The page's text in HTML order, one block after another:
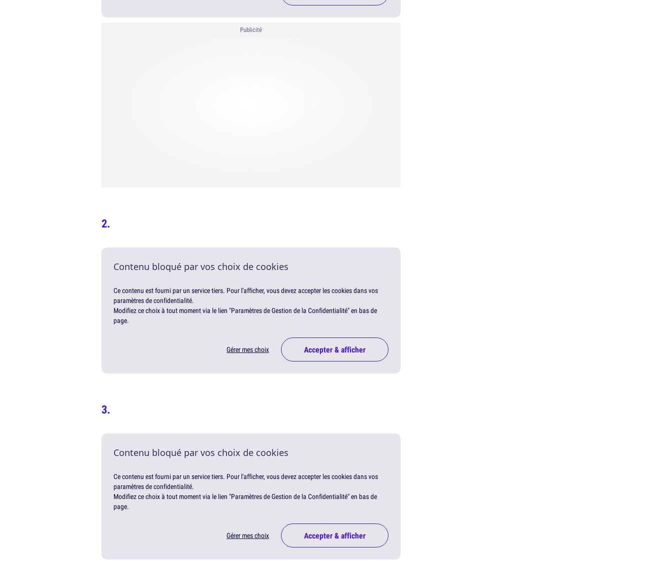
Publicité
Contenu bloqué par vos choix de cookies
Ce contenu est fourni par un service tiers. Pour l'afficher, vous devez accepter les cookies dans vos
paramètres de confidentialité.
Modifiez ce choix à tout moment via le lien "Paramètres de Gestion de la Confidentialité" en bas de
page.
Gérer mes choix Accepter & afficher
Contenu bloqué par vos choix de cookies
Ce contenu est fourni par un service tiers. Pour l'afficher, vous devez accepter les cookies dans vos
paramètres de confidentialité.
Modifiez ce choix à tout moment via le lien "Paramètres de Gestion de la Confidentialité" en bas de
page.
Gérer mes choix Accepter & afficher